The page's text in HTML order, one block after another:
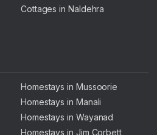
Cottages in Naldehra
Homestays in Mussoorie
Homestays in Manali
Homestays in Wayanad
Homestays in Jim Corbett